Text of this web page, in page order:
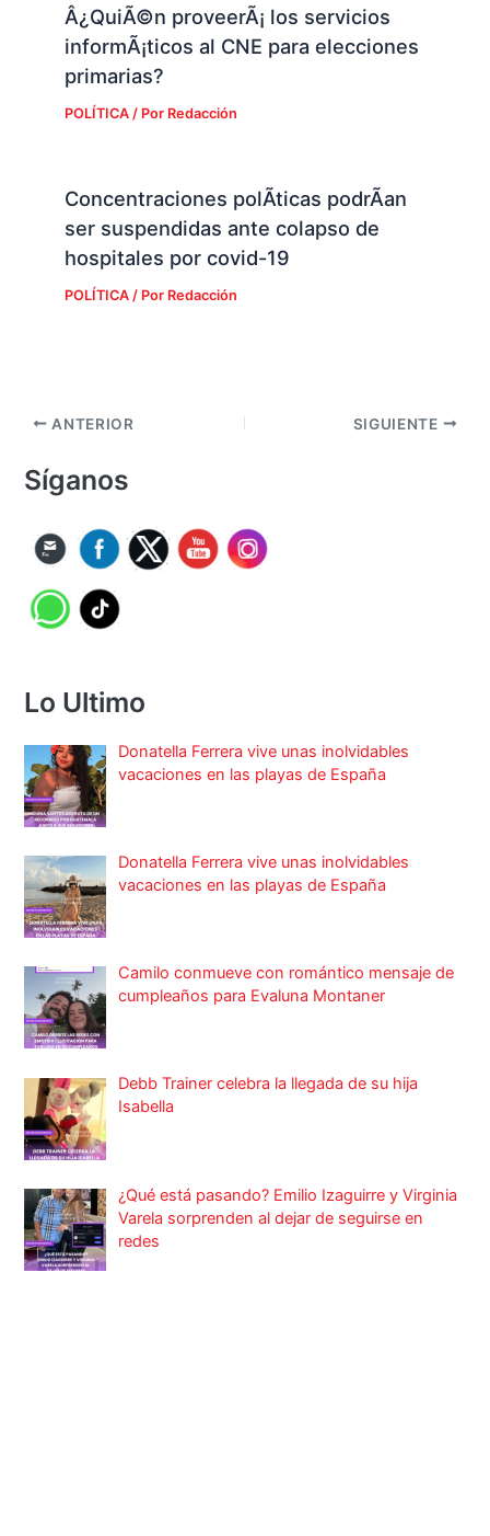
Â¿QuiÃ©n proveerÃ¡ los servicios
informÃ¡ticos al CNE para elecciones
primarias?
POLÍTICA/ Por Redacción
Concentraciones polÃ­ticas podrÃ­an
ser suspendidas ante colapso de
hospitales por covid-19
POLÍTICA/ Por Redacción
ANTERIOR SIGUIENTE
Síganos
Lo Ultimo
Donatella Ferrera vive unas inolvidables
vacaciones en las playas de España
Donatella Ferrera vive unas inolvidables
vacaciones en las playas de España
Camilo conmueve con romántico mensaje de
cumpleaños para Evaluna Montaner
Debb Trainer celebra la llegada de su hija
Isabella
¿Qué está pasando? Emilio Izaguirre y Virginia
Varela sorprenden al dejar de seguirse en
redes